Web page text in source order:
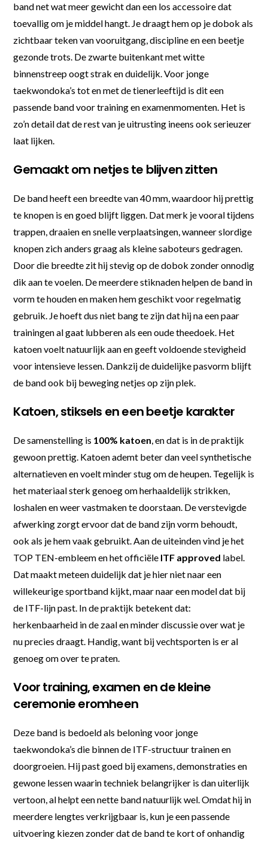
band net wat meer gewicht dan een los accessoire dat
toevallig om je middel hangt. Je draagt hem op je dobok als
zichtbaar teken van vooruitgang, discipline en een beetje
gezonde trots. De zwarte buitenkant met witte
binnenstreep oogt strak en duidelijk. Voor jonge
taekwondoka’s tot en met de tienerleeftijd is dit een
passende band voor training en examenmomenten. Het is
zo’n detail dat de rest van je uitrusting ineens ook serieuzer
laat lijken.
Gemaakt om netjes te blijven zitten
De band heeft een breedte van 40 mm, waardoor hij prettig
te knopen is en goed blijft liggen. Dat merk je vooral tijdens
trappen, draaien en snelle verplaatsingen, wanneer slordige
knopen zich anders graag als kleine saboteurs gedragen.
Door die breedte zit hij stevig op de dobok zonder onnodig
dik aan te voelen. De meerdere stiknaden helpen de band in
vorm te houden en maken hem geschikt voor regelmatig
gebruik. Je hoeft dus niet bang te zijn dat hij na een paar
trainingen al gaat lubberen als een oude theedoek. Het
katoen voelt natuurlijk aan en geeft voldoende stevigheid
voor intensieve lessen. Dankzij de duidelijke pasvorm blijft
de band ook bij beweging netjes op zijn plek.
Katoen, stiksels en een beetje karakter
De samenstelling is 100% katoen, en dat is in de praktijk
gewoon prettig. Katoen ademt beter dan veel synthetische
alternatieven en voelt minder stug om de heupen. Tegelijk is
het materiaal sterk genoeg om herhaaldelijk strikken,
loshalen en weer vastmaken te doorstaan. De verstevigde
afwerking zorgt ervoor dat de band zijn vorm behoudt,
ook als je hem vaak gebruikt. Aan de uiteinden vind je het
TOP TEN-embleem en het officiële ITF approved label.
Dat maakt meteen duidelijk dat je hier niet naar een
willekeurige sportband kijkt, maar naar een model dat bij
de ITF-lijn past. In de praktijk betekent dat:
herkenbaarheid in de zaal en minder discussie over wat je
nu precies draagt. Handig, want bij vechtsporten is er al
genoeg om over te praten.
Voor training, examen en de kleine
ceremonie eromheen
Deze band is bedoeld als beloning voor jonge
taekwondoka’s die binnen de ITF-structuur trainen en
doorgroeien. Hij past goed bij examens, demonstraties en
gewone lessen waarin techniek belangrijker is dan uiterlijk
vertoon, al helpt een nette band natuurlijk wel. Omdat hij in
meerdere lengtes verkrijgbaar is, kun je een passende
uitvoering kiezen zonder dat de band te kort of onhandig